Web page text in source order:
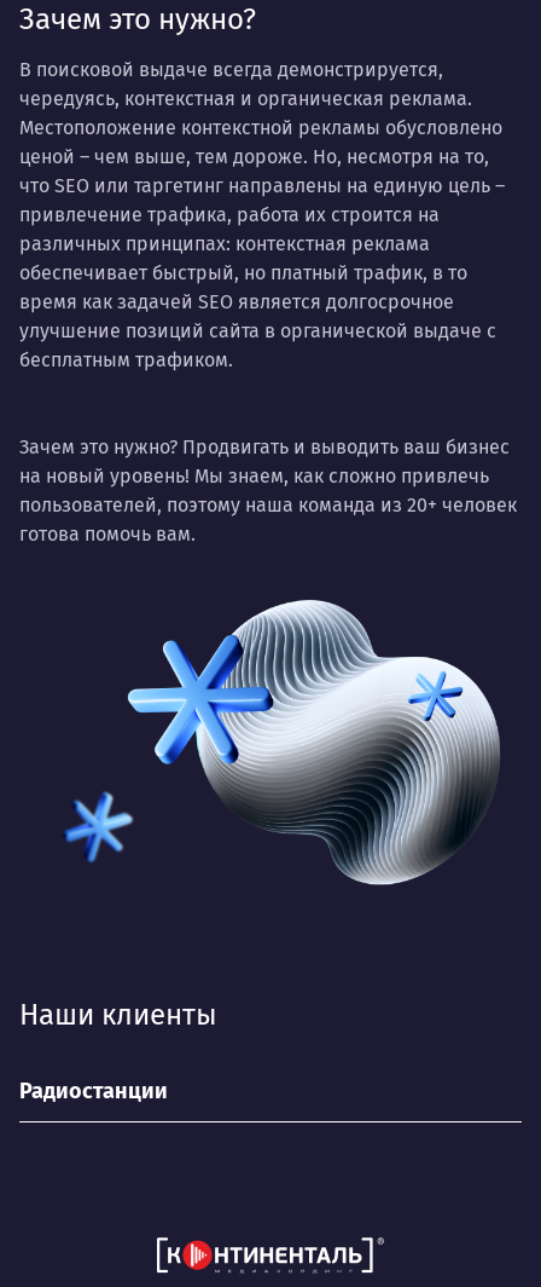
Зачем это нужно?
В поисковой выдаче всегда демонстрируется,
чередуясь, контекстная и органическая реклама.
Местоположение контекстной рекламы обусловлено
ценой – чем выше, тем дороже. Но, несмотря на то,
что SEO или таргетинг направлены на единую цель –
привлечение трафика, работа их строится на
различных принципах: контекстная реклама
обеспечивает быстрый, но платный трафик, в то
время как задачей SEO является долгосрочное
улучшение позиций сайта в органической выдаче с
бесплатным трафиком.
Зачем это нужно? Продвигать и выводить ваш бизнес
на новый уровень! Мы знаем, как сложно привлечь
пользователей, поэтому наша команда из 20+ человек
готова помочь вам.
Наши клиенты
Радиостанции